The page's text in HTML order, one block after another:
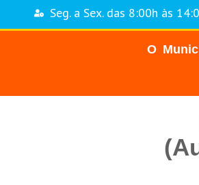
Seg. a Sex. das 8:00h às
O